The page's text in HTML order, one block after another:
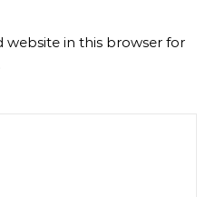
website in this browser for